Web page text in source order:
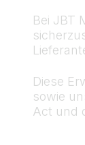
Bei JBT
Diese
sowie
Act und